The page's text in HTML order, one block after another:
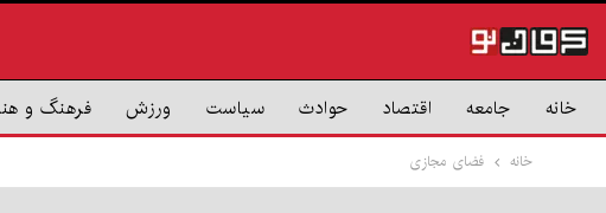
خانه جامعه اقتصاد حوادث سیاست ورزش فرهنگ و
خانه فضای مجازی